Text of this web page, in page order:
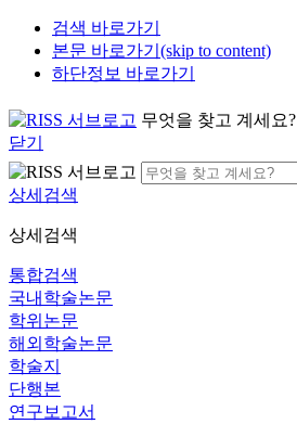
검색 바로가기
본문 바로가기(skip to content)
하단정보 바로가기
무엇을 찾고 계세요?
닫기
상세검색
상세검색
통합검색
국내학술논문
학위논문
해외학술논문
학술지
단행본
연구보고서